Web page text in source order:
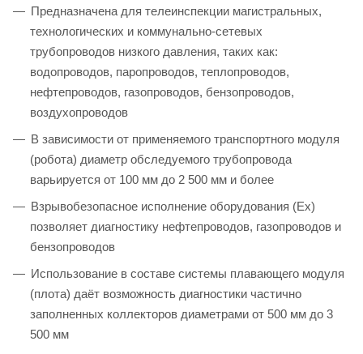
Предназначена для телеинспекции магистральных,
технологических и коммунально-сетевых
трубопроводов низкого давления, таких как:
водопроводов, паропроводов, теплопроводов,
нефтепроводов, газопроводов, бензопроводов,
воздухопроводов
В зависимости от применяемого транспортного модуля
(робота) диаметр обследуемого трубопровода
варьируется от 100 мм до 2 500 мм и более
Взрывобезопасное исполнение оборудования (Ex)
позволяет диагностику нефтепроводов, газопроводов и
бензопроводов
Использование в составе системы плавающего модуля
(плота) даёт возможность диагностики частично
заполненных коллекторов диаметрами от 500 мм до 3
500 мм